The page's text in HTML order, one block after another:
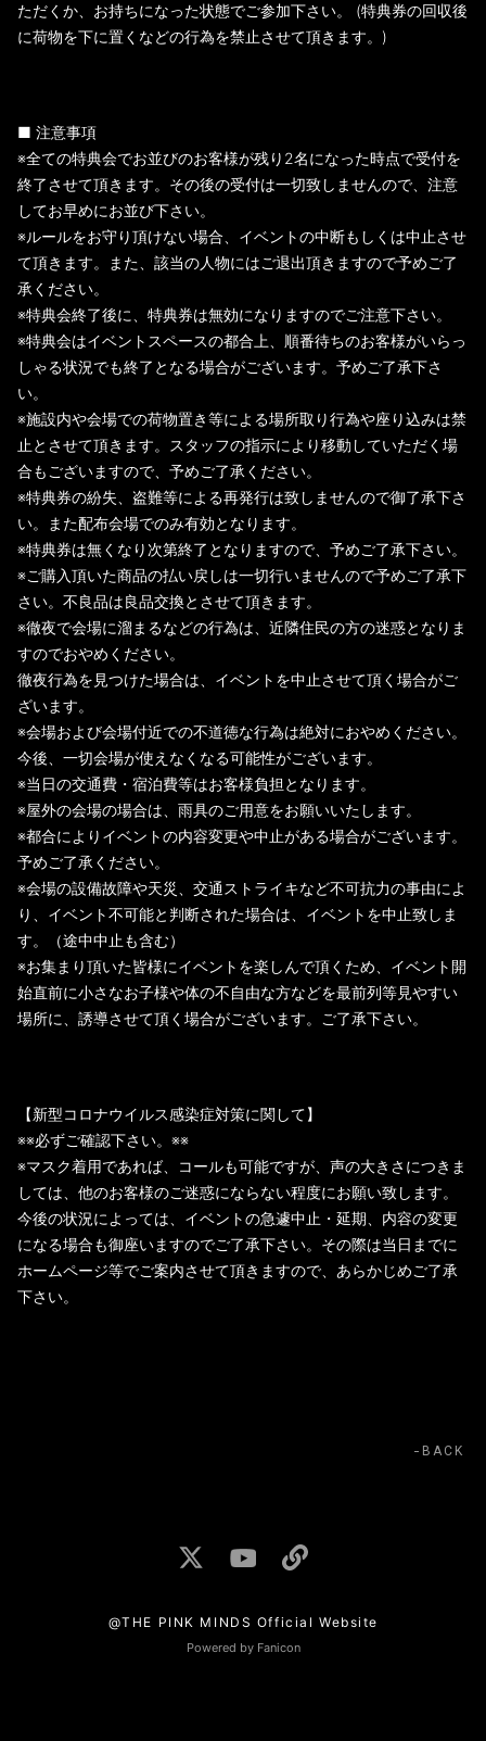
ただくか、お持ちになった状態でご参加下さい。 (特典券の回収後
に荷物を下に置くなどの行為を禁止させて頂きます。)
■ 注意事項
※全ての特典会でお並びのお客様が残り2名になった時点で受付を
終了させて頂きます。その後の受付は一切致しませんので、注意
してお早めにお並び下さい。
※ルールをお守り頂けない場合、イベントの中断もしくは中止させ
て頂きます。また、該当の人物にはご退出頂きますので予めご了
承ください。
※特典会終了後に、特典券は無効になりますのでご注意下さい。
※特典会はイベントスペースの都合上、順番待ちのお客様がいらっ
しゃる状況でも終了となる場合がございます。予めご了承下さ
い。
※施設内や会場での荷物置き等による場所取り行為や座り込みは禁
止とさせて頂きます。スタッフの指示により移動していただく場
合もございますので、予めご了承ください。
※特典券の紛失、盗難等による再発行は致しませんので御了承下さ
い。また配布会場でのみ有効となります。
※特典券は無くなり次第終了となりますので、予めご了承下さい。
※ご購入頂いた商品の払い戻しは一切行いませんので予めご了承下
さい。不良品は良品交換とさせて頂きます。
※徹夜で会場に溜まるなどの行為は、近隣住民の方の迷惑となりま
すのでおやめください。
徹夜行為を見つけた場合は、イベントを中止させて頂く場合がご
ざいます。
※会場および会場付近での不道徳な行為は絶対におやめください。
今後、一切会場が使えなくなる可能性がございます。
※当日の交通費・宿泊費等はお客様負担となります。
※屋外の会場の場合は、雨具のご用意をお願いいたします。
※都合によりイベントの内容変更や中止がある場合がございます。
予めご了承ください。
※会場の設備故障や天災、交通ストライキなど不可抗力の事由によ
り、イベント不可能と判断された場合は、イベントを中止致しま
す。（途中中止も含む）
※お集まり頂いた皆様にイベントを楽しんで頂くため、イベント開
始直前に小さなお子様や体の不自由な方などを最前列等見やすい
場所に、誘導させて頂く場合がございます。ご了承下さい。
【新型コロナウイルス感染症対策に関して】
※※必ずご確認下さい。※※
※マスク着用であれば、コールも可能ですが、声の大きさにつきま
しては、他のお客様のご迷惑にならない程度にお願い致します。
今後の状況によっては、イベントの急遽中止・延期、内容の変更
になる場合も御座いますのでご了承下さい。その際は当日までに
ホームページ等でご案内させて頂きますので、あらかじめご了承
下さい。
BACK
@THE PINK MINDS Official Website
Powered by Fanicon